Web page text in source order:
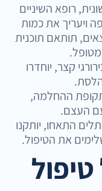
רופא השיניים
ויעריך את כמות
תותאם תוכנית
קצר, יוחדרו
ההחלמה,
העצם.
התאחו, יותקנו
את הטיפול.